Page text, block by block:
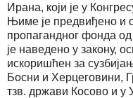
Ирана, који је у
Њиме је предвиђено и
пропагандног фонда
је наведено у закону,
искоришћен за
Босни и Херцеговини,
тзв. држави Косово и у